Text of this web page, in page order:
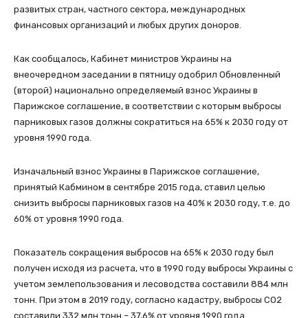
развитых стран, частного сектора, международных
финансовых организаций и любых других доноров.
Как сообщалось, Кабинет министров Украины на
внеочередном заседании в пятницу одобрил Обновленный
(второй) национально определяемый взнос Украины в
Парижское соглашение, в соответствии с которым выбросы
парниковых газов должны сократиться на 65% к 2030 году от
уровня 1990 года.
Изначальный взнос Украины в Парижское соглашение,
принятый Кабмином в сентябре 2015 года, ставил целью
снизить выбросы парниковых газов на 40% к 2030 году, т.е. до
60% от уровня 1990 года.
Показатель сокращения выбросов на 65% к 2030 году был
получен исходя из расчета, что в 1990 году выбросы Украины с
учетом землепользования и лесоводства составили 884 млн
тонн. При этом в 2019 году, согласно кадастру, выбросы CO2
составили 332 млн тонн – 37,6% от уровня 1990 года.